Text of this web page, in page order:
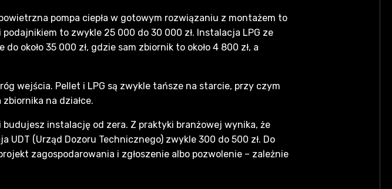
pompa ciepła w gotowym rozwiązaniu z montażem to
to zwykle 25 000 do 30 000 zł. Instalacja LPG ze
około 35 000 zł, gdzie sam zbiornik to około 4 800 zł, a
wejścia. Pellet i LPG są zwykle tańsze na starcie, przy czym
na działce.
instalację od zera. Z praktyki branżowej wynika, że
UDT (Urząd Dozoru Technicznego) zwykle 300 do 500 zł. Do
zagospodarowania i zgłoszenie albo pozwolenie – zależnie